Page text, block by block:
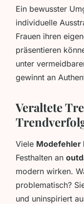
Ein bewusster
individuelle
Frauen ihren
präsentieren
unter
gewinnt an
Veraltete
Viele Modefehler
Festhalten an
modern wirken.
problematisch?
und uninspiriert